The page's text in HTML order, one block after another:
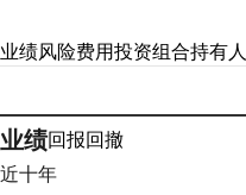
业绩风险费用投资组合持有人
业绩回报回撤
近十年